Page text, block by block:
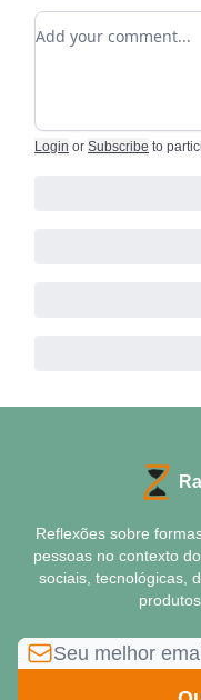
Add your comment
Login or Subscribe to
Reflexões sobre
pessoas no contexto
sociais, tecnológicas,